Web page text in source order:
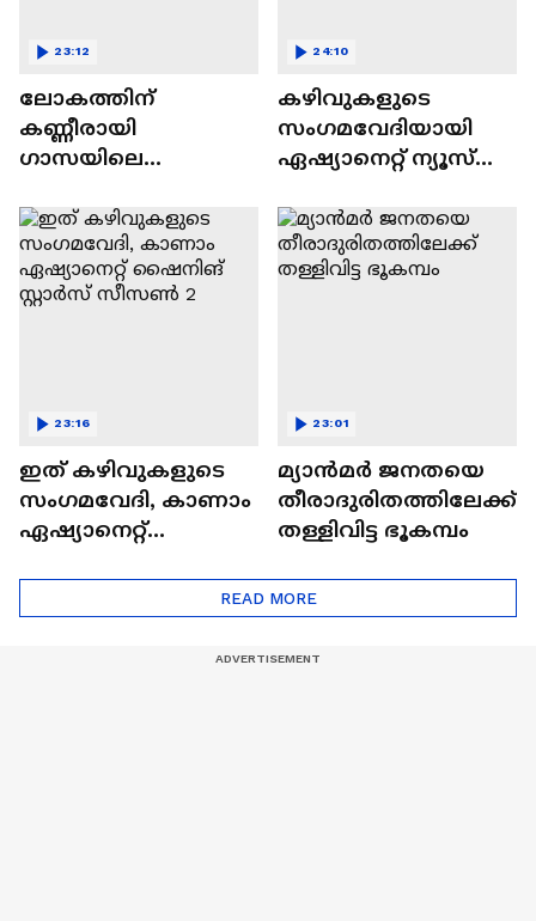
ലോകത്തിന്
കണ്ണീരായി
ഗാസയിലെ
കുഞ്ഞുങ്ങൾ
23:12
കഴിവുകളുടെ
സംഗമവേദിയായി
ഏഷ്യാനെറ്റ് ന്യൂസ്
സീസൺ 2
24:10
ഇത് കഴിവുകളുടെ
സംഗമവേദി, കാണാം
ഏഷ്യാനെറ്റ്
23:16
മ്യാൻമർ ജനതയെ
തീരാദുരിതത്തിലേക്ക്
തള്ളിവിട്ട ഭൂകമ്പം
23:01
READ MORE